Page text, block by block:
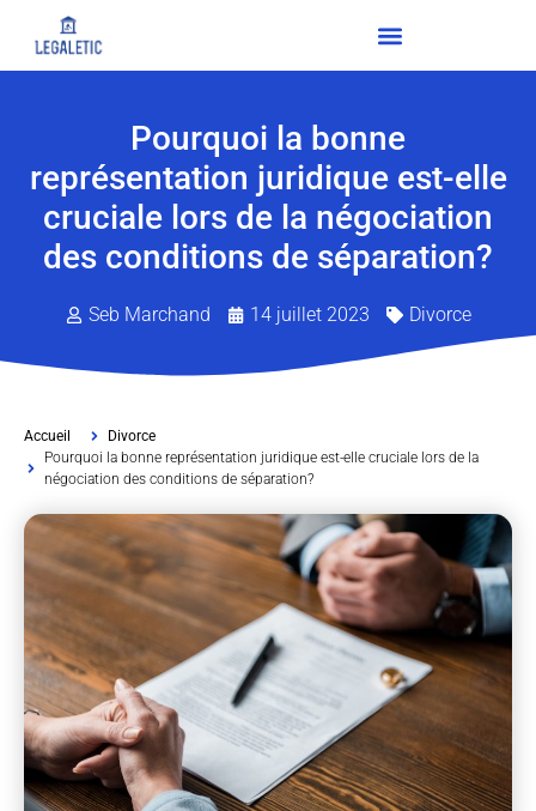
Pourquoi la bonne
représentation juridique est-elle
cruciale lors de la négociation
des conditions de séparation?
Seb Marchand 14 juillet 2023 Divorce
Accueil
Divorce
Pourquoi la bonne représentation juridique est-elle cruciale lors de la
négociation des conditions de séparation?